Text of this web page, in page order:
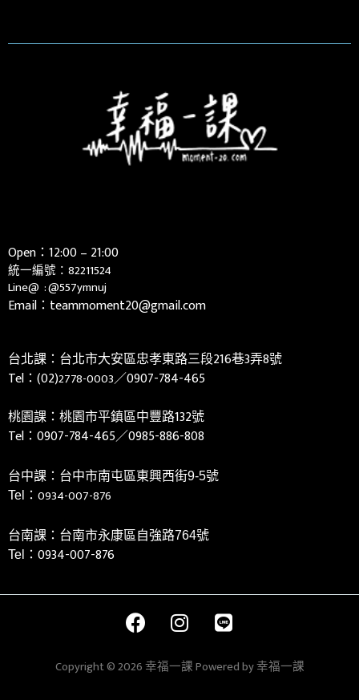
Open：12:00 – 21:00
統一編號：82211524
Line@ :@557ymnuj
Email：teammoment20@gmail.com
台北課：台北市大安區忠孝東路三段216巷3弄8號
Tel：(02)2778-0003／0907-784-465
桃園課：桃園市平鎮區中豐路132號
Tel： 0907-784-465／0985-886-808
台中課：台中市南屯區東興西街9-5號
Tel： 0934-007-876
台南課：台南市永康區自強路764號
Tel： 0934-007-876
Copyright © 2026 幸福一課 Powered by 幸福一課